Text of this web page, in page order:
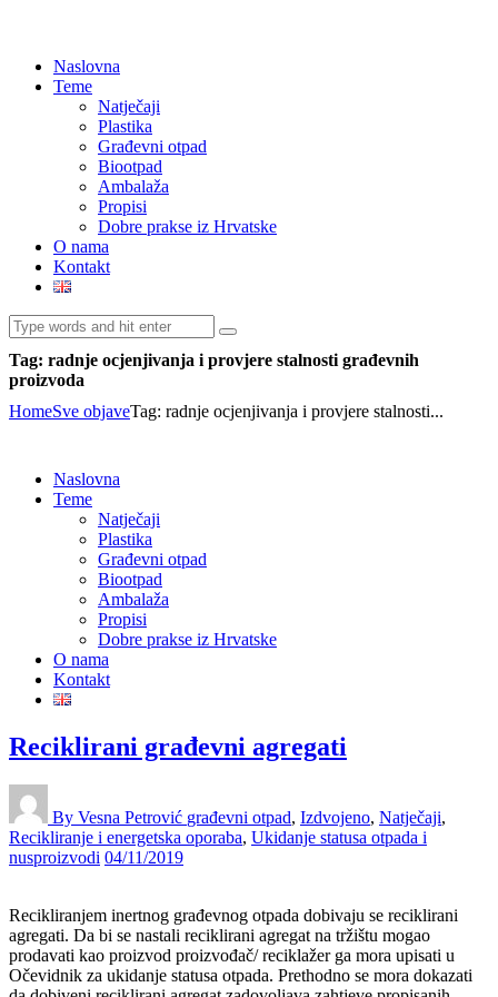
Naslovna
Teme
Natječaji
Plastika
Građevni otpad
Biootpad
Ambalaža
Propisi
Dobre prakse iz Hrvatske
O nama
Kontakt
Tag: radnje ocjenjivanja i provjere stalnosti građevnih
proizvoda
HomeSve objaveTag: radnje ocjenjivanja i provjere stalnosti...
Naslovna
Teme
Natječaji
Plastika
Građevni otpad
Biootpad
Ambalaža
Propisi
Dobre prakse iz Hrvatske
O nama
Kontakt
Reciklirani građevni agregati
By Vesna Petrović građevni otpad, Izdvojeno, Natječaji,
Recikliranje i energetska oporaba, Ukidanje statusa otpada i
nusproizvodi 04/11/2019
Recikliranjem inertnog građevnog otpada dobivaju se reciklirani
agregati. Da bi se nastali reciklirani agregat na tržištu mogao
prodavati kao proizvod proizvođač/ reciklažer ga mora upisati u
Očevidnik za ukidanje statusa otpada. Prethodno se mora dokazati